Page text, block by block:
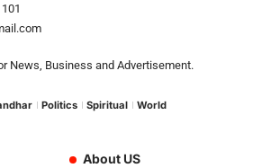
News, Business and Advertisement.
Politics Spiritual World
About US